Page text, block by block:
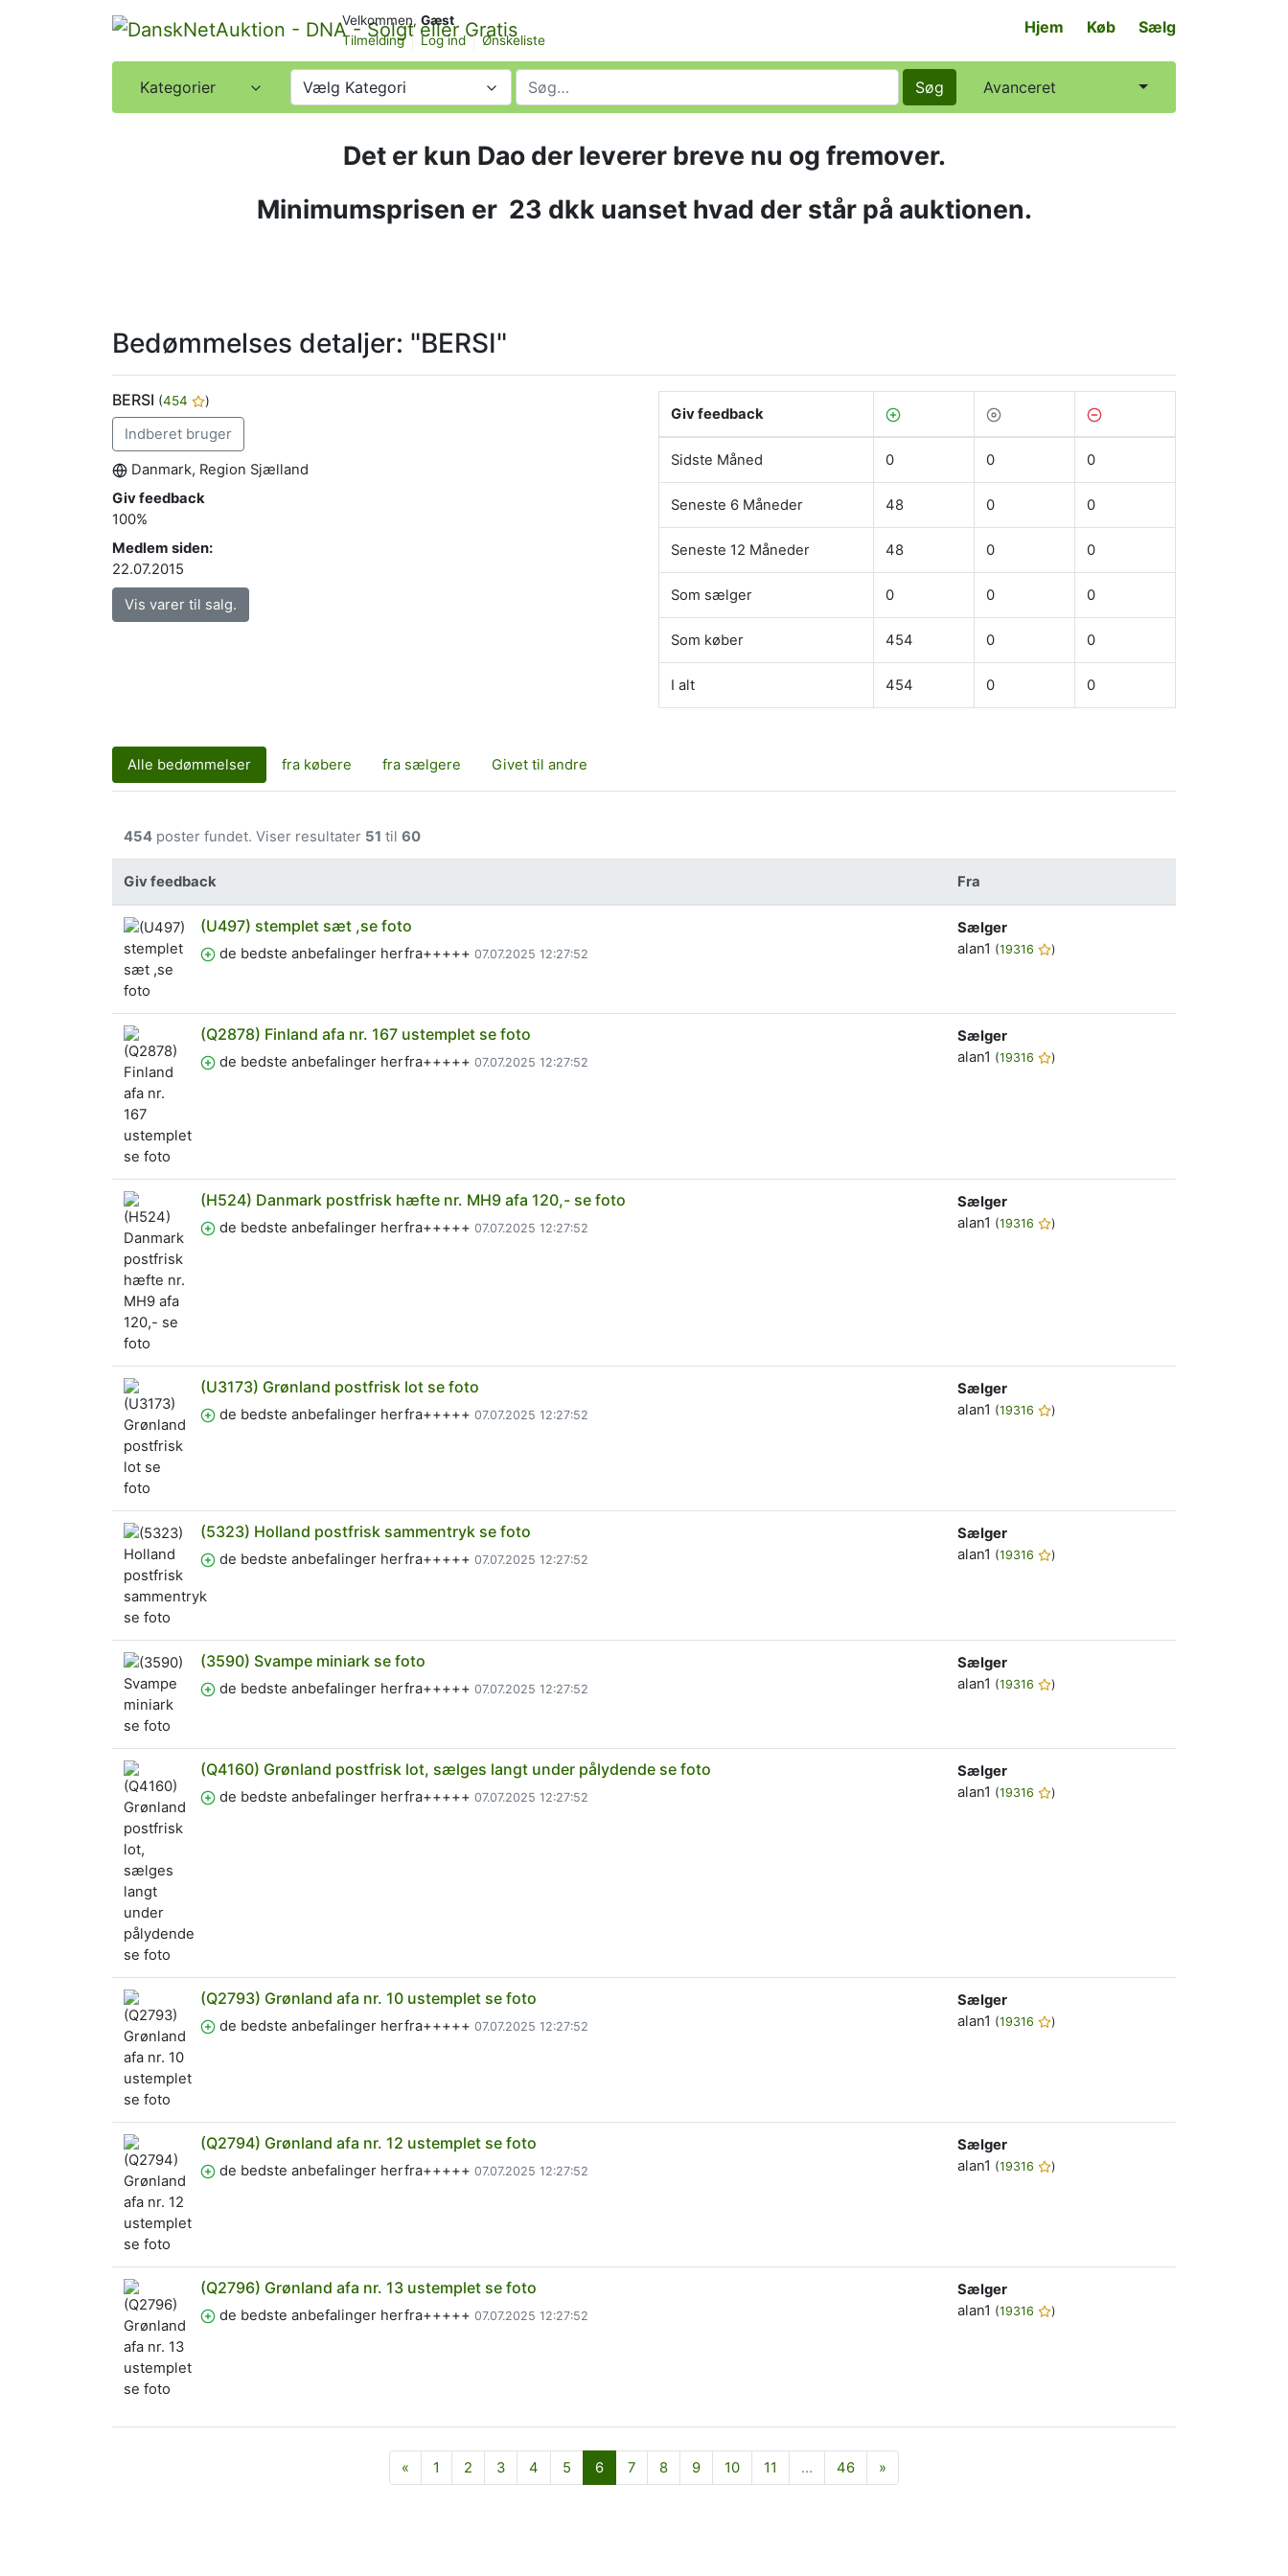
Velkommen, Gæst
Tilmelding
Log ind Ønskeliste
Hjem Køb Sælg
Kategorier Vælg Kategori Søg Avanceret
Det er kun Dao der leverer breve nu og fremover.
Minimumsprisen er 23 dkk uanset hvad der står på auktionen.
Bedømmelses detaljer: "BERSI"
BERSI (454 )
Indberet bruger
Danmark, Region Sjælland
Giv feedback
100%
Medlem siden:
22.07.2015
Vis varer til salg.
Giv feedback
Sidste Måned 0 0 0
Seneste 6 Måneder 48 0 0
Seneste 12 Måneder 48 0 0
Som sælger 0 0 0
Som køber 454 0 0
I alt 454 0 0
Alle bedømmelser fra købere fra sælgere Givet til andre
454 poster fundet. Viser resultater 51 til 60
Giv feedback Fra
(U497) stemplet sæt ,se foto
de bedste anbefalinger herfra+++++ 07.07.2025 12:27:52
Sælger
alan1 (19316 )
(Q2878) Finland afa nr. 167 ustemplet se foto
de bedste anbefalinger herfra+++++ 07.07.2025 12:27:52
Sælger
alan1 (19316 )
(H524) Danmark postfrisk hæfte nr. MH9 afa 120,- se foto
de bedste anbefalinger herfra+++++ 07.07.2025 12:27:52
Sælger
alan1 (19316 )
(U3173) Grønland postfrisk lot se foto
de bedste anbefalinger herfra+++++ 07.07.2025 12:27:52
Sælger
alan1 (19316 )
(5323) Holland postfrisk sammentryk se foto
de bedste anbefalinger herfra+++++ 07.07.2025 12:27:52
Sælger
alan1 (19316 )
(3590) Svampe miniark se foto
de bedste anbefalinger herfra+++++ 07.07.2025 12:27:52
Sælger
alan1 (19316 )
(Q4160) Grønland postfrisk lot, sælges langt under pålydende se foto
de bedste anbefalinger herfra+++++ 07.07.2025 12:27:52
Sælger
alan1 (19316 )
(Q2793) Grønland afa nr. 10 ustemplet se foto
de bedste anbefalinger herfra+++++ 07.07.2025 12:27:52
Sælger
alan1 (19316 )
(Q2794) Grønland afa nr. 12 ustemplet se foto
de bedste anbefalinger herfra+++++ 07.07.2025 12:27:52
Sælger
alan1 (19316 )
(Q2796) Grønland afa nr. 13 ustemplet se foto
de bedste anbefalinger herfra+++++ 07.07.2025 12:27:52
Sælger
alan1 (19316 )
« Forrige
1 2 3 4 5 6 7 8 9 10 11 ... 46 »